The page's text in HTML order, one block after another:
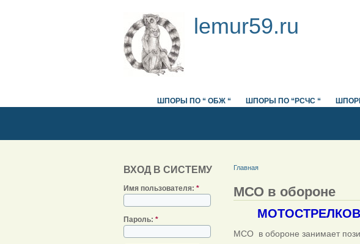
lemur59.ru
ШПОРЫ ПО “ ОБЖ “ ШПОРЫ ПО “РСЧС “
ВХОД В СИСТЕМУ
Имя пользователя: *
Пароль: *
Главная
МСО в обороне
МСО в обороне занимает